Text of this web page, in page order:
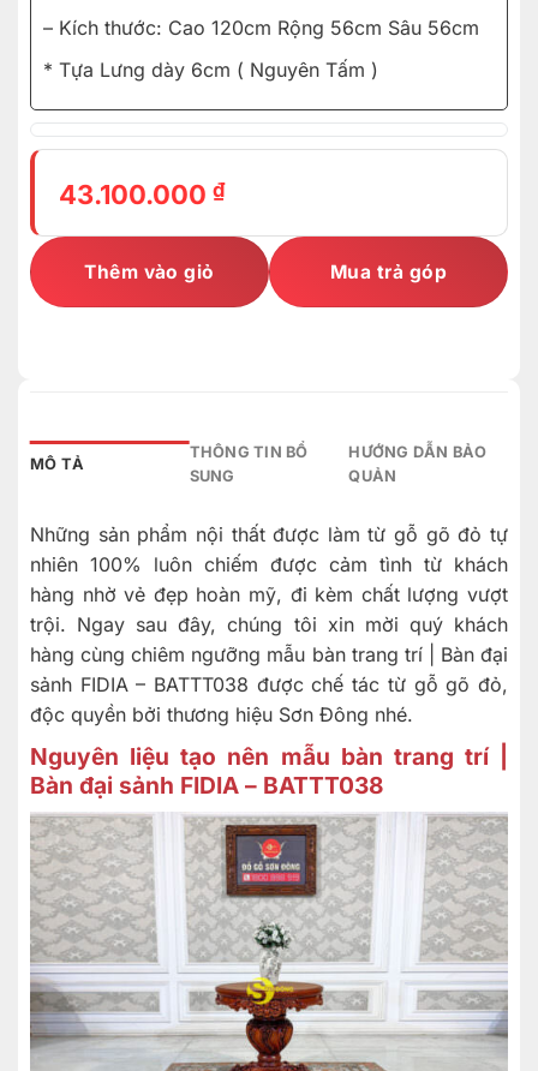
– Kích thước: Cao 120cm Rộng 56cm Sâu 56cm
* Tựa Lưng dày 6cm ( Nguyên Tấm )
43.100.000 ₫
Thêm vào giỏ Mua trả góp
MÔ TẢ
THÔNG TIN BỔ
SUNG
HƯỚNG DẪN BẢO
QUẢN
Những sản phẩm nội thất được làm từ gỗ gõ đỏ tự
nhiên 100% luôn chiếm được cảm tình từ khách
hàng nhờ vẻ đẹp hoàn mỹ, đi kèm chất lượng vượt
trội. Ngay sau đây, chúng tôi xin mời quý khách
hàng cùng chiêm ngưỡng mẫu bàn trang trí | Bàn đại
sảnh FIDIA – BATTT038 được chế tác từ gỗ gõ đỏ,
độc quyền bởi thương hiệu Sơn Đông nhé.
Nguyên liệu tạo nên mẫu bàn trang trí |
Bàn đại sảnh FIDIA – BATTT038